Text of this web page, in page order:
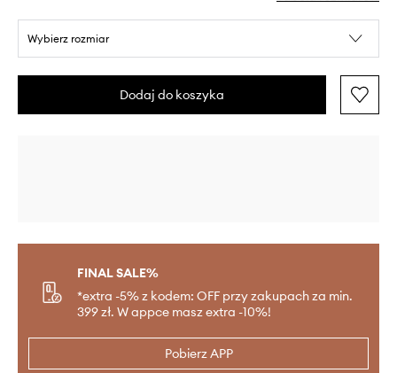
Wybierz rozmiar
Dodaj do koszyka
FINAL SALE%
*extra -5% z kodem: OFF przy zakupach za min.
399 zł. W appce masz extra -10%!
Pobierz APP